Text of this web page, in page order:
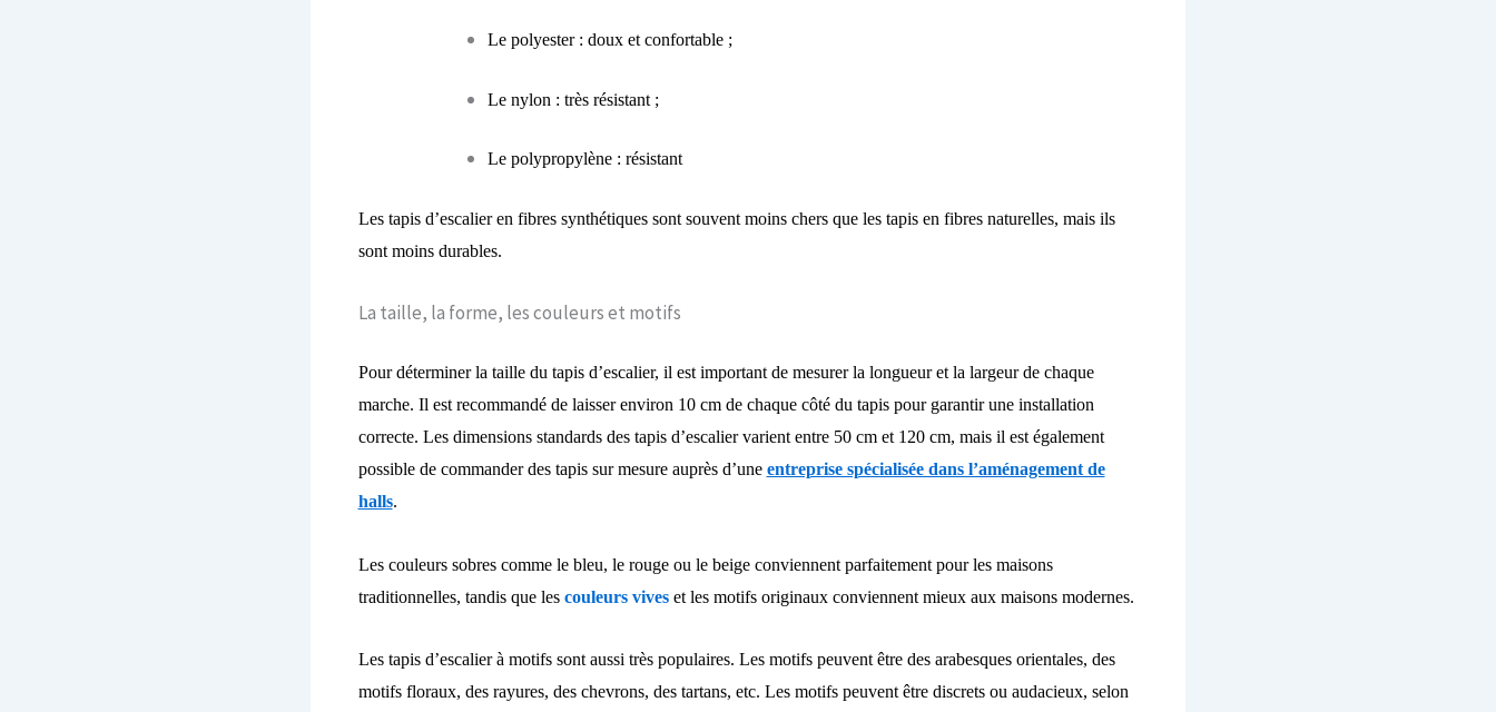
Le polyester : doux et confortable ;
Le nylon : très résistant ;
Le polypropylène : résistant
Les tapis d’escalier en fibres synthétiques sont souvent moins chers que les tapis en fibres naturelles, mais ils
sont moins durables.
La taille, la forme, les couleurs et motifs
Pour déterminer la taille du tapis d’escalier, il est important de mesurer la longueur et la largeur de chaque
marche. Il est recommandé de laisser environ 10 cm de chaque côté du tapis pour garantir une installation
correcte. Les dimensions standards des tapis d’escalier varient entre 50 cm et 120 cm, mais il est également
possible de commander des tapis sur mesure auprès d’une entreprise spécialisée dans l’aménagement de
halls.
Les couleurs sobres comme le bleu, le rouge ou le beige conviennent parfaitement pour les maisons
traditionnelles, tandis que les couleurs viveset les motifs originaux conviennent mieux aux maisons modernes.
Les tapis d’escalier à motifs sont aussi très populaires. Les motifs peuvent être des arabesques orientales, des
motifs floraux, des rayures, des chevrons, des tartans, etc. Les motifs peuvent être discrets ou audacieux, selon